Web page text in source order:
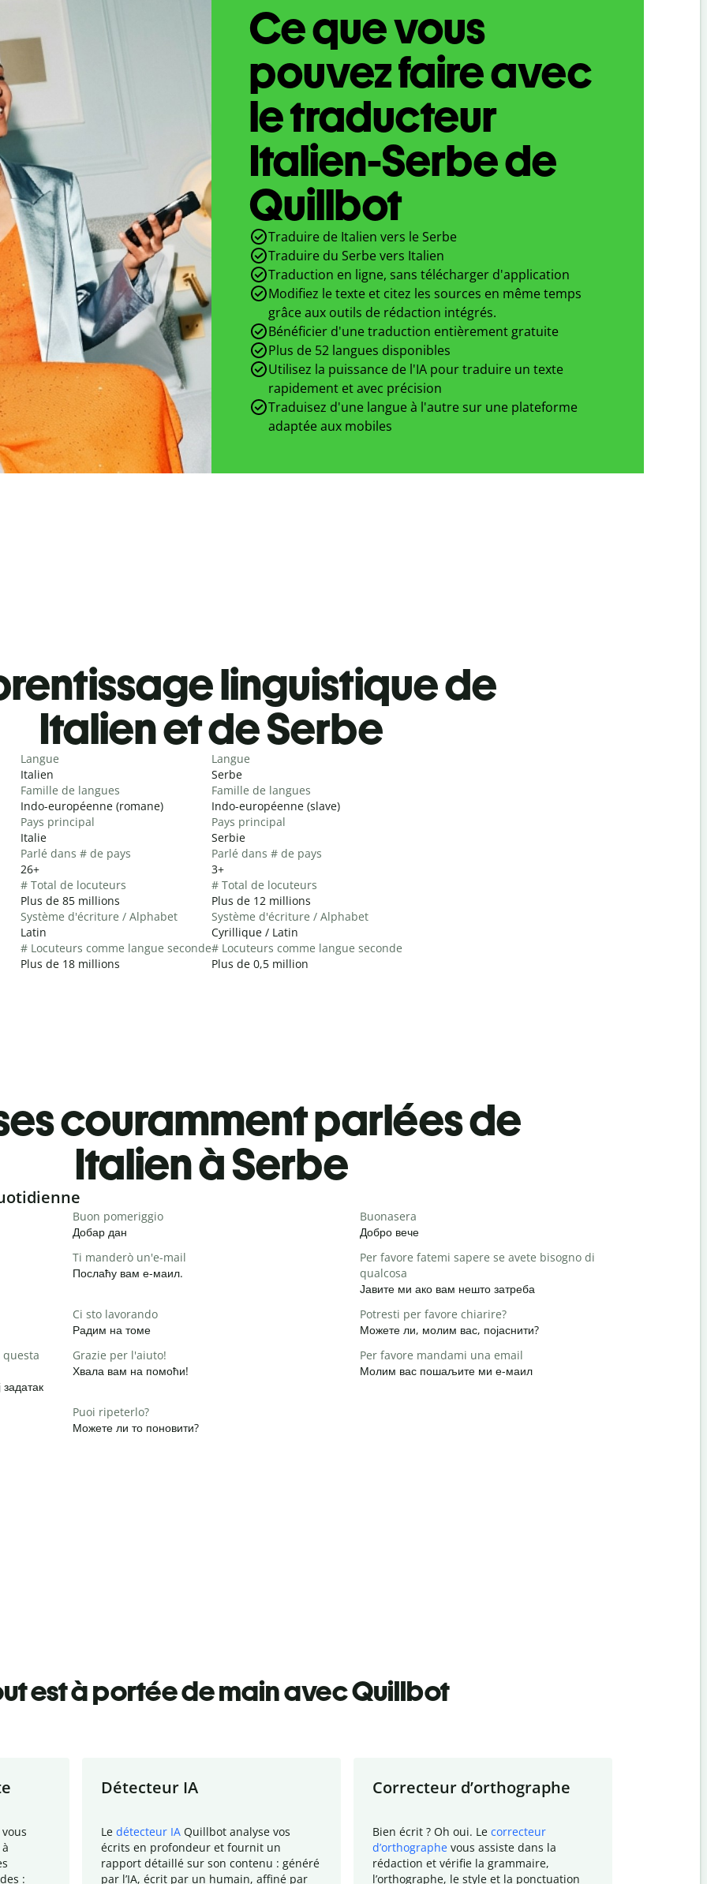
Ce que vous
pouvez faire avec
le traducteur
Italien-Serbe de
Quillbot
Traduire de Italien vers le Serbe
Traduire du Serbe vers Italien
Traduction en ligne, sans télécharger d'application
Modifiez le texte et citez les sources en même temps
grâce aux outils de rédaction intégrés.
Bénéficier d'une traduction entièrement gratuite
Plus de 52 langues disponibles
Utilisez la puissance de l'IA pour traduire un texte
rapidement et avec précision
Traduisez d'une langue à l'autre sur une plateforme
adaptée aux mobiles
linguistique de
Italien et de Serbe
Langue
Italien
Famille de langues
Indo-européenne (romane)
Pays principal
Italie
Parlé dans # de pays
26+
# Total de locuteurs
Plus de 85 millions
Système d'écriture / Alphabet
Latin
# Locuteurs comme langue seconde
Plus de 18 millions
Langue
Serbe
Famille de langues
Indo-européenne (slave)
Pays principal
Serbie
Parlé dans # de pays
3+
# Total de locuteurs
Plus de 12 millions
Système d'écriture / Alphabet
Cyrillique / Latin
# Locuteurs comme langue seconde
Plus de 0,5 million
couramment parlées de
Italien à Serbe
Buon pomeriggio
Добар дан
Buonasera
Добро вече
Ti manderò un'e-mail
Послаћу вам е-маил.
Per favore fatemi sapere se avete bisogno di
qualcosa
Јавите ми ако вам нешто затреба
Ci sto lavorando
Радим на томе
Potresti per favore chiarire?
Можете ли, молим вас, појаснити?
Grazie per l'aiuto!
Хвала вам на помоћи!
Per favore mandami una email
Молим вас пошаљите ми е-маил
Puoi ripeterlo?
Можете ли то поновити?
est à portée de main avec Quillbot
:
Détecteur IA
Le détecteur IA Quillbot analyse vos
écrits en profondeur et fournit un
rapport détaillé sur son contenu : généré
par l’IA, écrit par un humain, affiné par
Correcteur d’orthographe
Bien écrit ? Oh oui. Le correcteur
d’orthographe vous assiste dans la
rédaction et vérifie la grammaire,
l’orthographe, le style et la ponctuation